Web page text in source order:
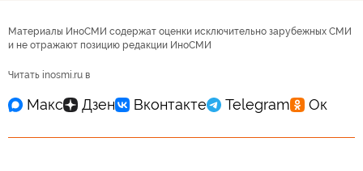
Материалы ИноСМИ содержат оценки исключительно зарубежных СМИ
и не отражают позицию редакции ИноСМИ
Читать inosmi.ru в